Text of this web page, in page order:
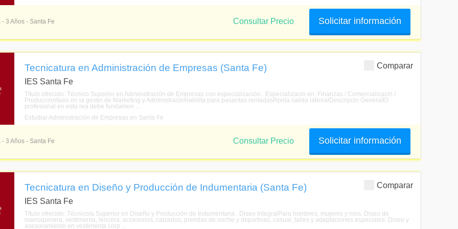
3 Años - Santa Fe Solicitar información
Consultar Precio
Comparar
Tecnicatura en Administración de Empresas (Santa Fe)
IES Santa Fe
Título ofrecido: Técnico Superior en Administración de Empresas con especialización.. Especializacin en: Finanzas / Comercializacin /
Produccinnfasis en la gestin de Marketing y AdministracinHabilita para pasantas rentadasRpida salida laboralDescripcin GeneralEl
profesional en esta rea debe fundamen ...
Estudiar Administración de Empresas en Santa Fe
3 Años - Santa Fe Solicitar información
Consultar Precio
Comparar
Tecnicatura en Diseño y Producción de Indumentaria (Santa Fe)
IES Santa Fe
Título ofrecido: Técnico/a Superior en Diseño y Producción de Indumentaria.. Diseo IntegralPara hombres, mujeres y nios. Diseo de
marroquinera, vestimenta, lencera, accesorios, calzados, prendas de noche y deportivas, casual, talles y adaptaciones especiales. Diseo y
asesoramiento en vestimenta corp ...